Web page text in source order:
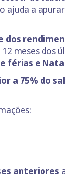
ajuda a
dos
meses dos
férias e
a 75% do
anteriores